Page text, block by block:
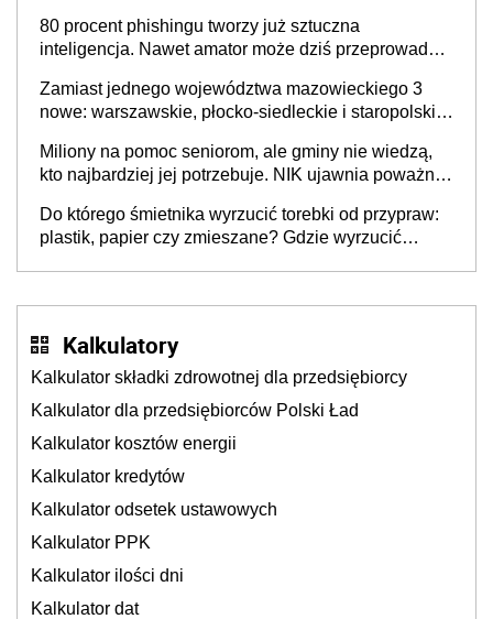
80 procent phishingu tworzy już sztuczna
inteligencja. Nawet amator może dziś przeprowadzić
Zamiast jednego województwa mazowieckiego 3
nowe: warszawskie, płocko-siedleckie i staropolskie.
stołecznych
Miliony na pomoc seniorom, ale gminy nie wiedzą,
kto najbardziej jej potrzebuje. NIK ujawnia poważną
Do którego śmietnika wyrzucić torebki od przypraw:
plastik, papier czy zmieszane? Gdzie wyrzucić
Kalkulatory
Kalkulator składki zdrowotnej dla przedsiębiorcy
Kalkulator dla przedsiębiorców Polski Ład
Kalkulator kosztów energii
Kalkulator kredytów
Kalkulator odsetek ustawowych
Kalkulator PPK
Kalkulator ilości dni
Kalkulator dat